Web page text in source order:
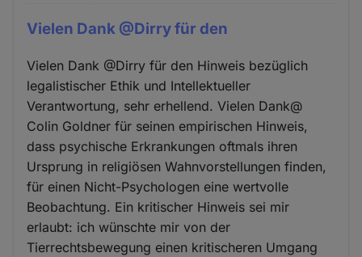
Vielen Dank @Dirry für den
Vielen Dank @Dirry für den Hinweis bezüglich
legalistischer Ethik und Intellektueller
Verantwortung, sehr erhellend. Vielen Dank@
Colin Goldner für seinen empirischen Hinweis,
dass psychische Erkrankungen oftmals ihren
Ursprung in religiösen Wahnvorstellungen finden,
für einen Nicht-Psychologen eine wertvolle
Beobachtung. Ein kritischer Hinweis sei mir
erlaubt: ich wünschte mir von der
Tierrechtsbewegung einen kritischeren Umgang